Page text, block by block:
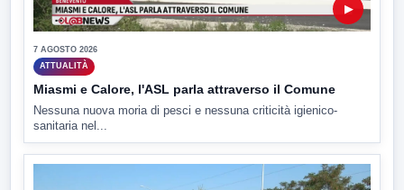
▶
7 AGOSTO 2026
ATTUALITÀ
Miasmi e Calore, l'ASL parla attraverso il Comune
Nessuna nuova moria di pesci e nessuna criticità igienico-
sanitaria nel...